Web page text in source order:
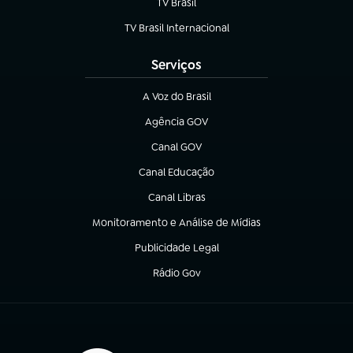
TV Brasil
(abre em nova aba)
TV Brasil Internacional
(abre em nova aba)
Serviços
A Voz do Brasil
(abre em nova aba)
Agência GOV
(abre em nova aba)
Canal GOV
(abre em nova aba)
Canal Educação
(abre em nova aba)
Canal Libras
(abre em nova aba)
Monitoramento e Análise de Mídias
(abre em nova aba)
Publicidade Legal
(abre em nova aba)
Rádio Gov
(abre em nova aba)